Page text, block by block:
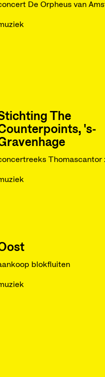
De Orpheus van
The
's-
Thomascantor
blokfluiten